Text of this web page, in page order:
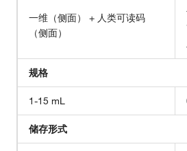
一维（侧面） + 人类可读码
（侧面）
规格
1-15 mL
储存形式